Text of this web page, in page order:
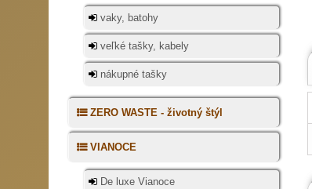
vaky, batohy
veľké tašky, kabely
nákupné tašky
ZERO WASTE - životný štýl
VIANOCE
De luxe Vianoce